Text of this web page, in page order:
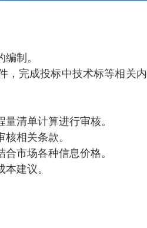
制。
完成投标中技术标等相关
清单计算进行审核。
相关条款。
市场各种信息价格。
建议。